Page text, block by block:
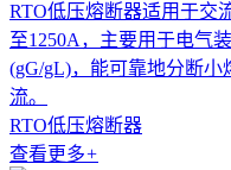
RTO低压熔断器适用于交
至1250A，主要用于电气
(gG/gL)，能可靠地分断
流。
RTO低压熔断器
查看更多+